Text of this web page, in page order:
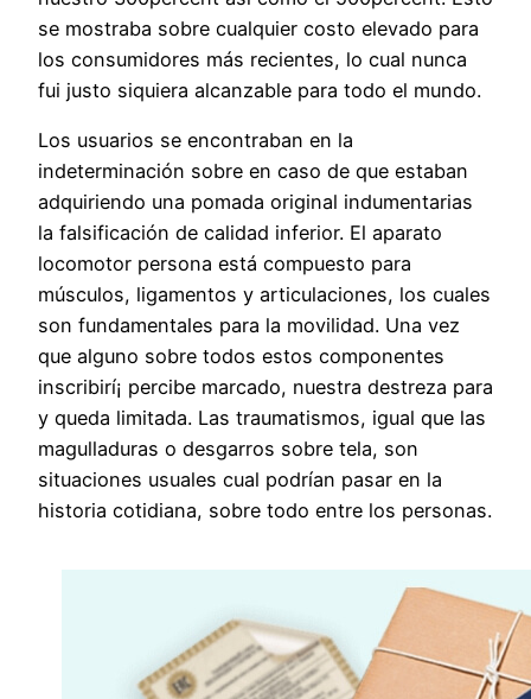
se mostraba sobre cualquier costo elevado para
los consumidores más recientes, lo cual nunca
fui justo siquiera alcanzable para todo el mundo.
Los usuarios se encontraban en la
indeterminación sobre en caso de que estaban
adquiriendo una pomada original indumentarias
la falsificación de calidad inferior. El aparato
locomotor persona está compuesto para
músculos, ligamentos y articulaciones, los cuales
son fundamentales para la movilidad. Una vez
que alguno sobre todos estos componentes
inscribirí¡ percibe marcado, nuestra destreza para
y queda limitada. Las traumatismos, igual que las
magulladuras o desgarros sobre tela, son
situaciones usuales cual podrían pasar en la
historia cotidiana, sobre todo entre los personas.